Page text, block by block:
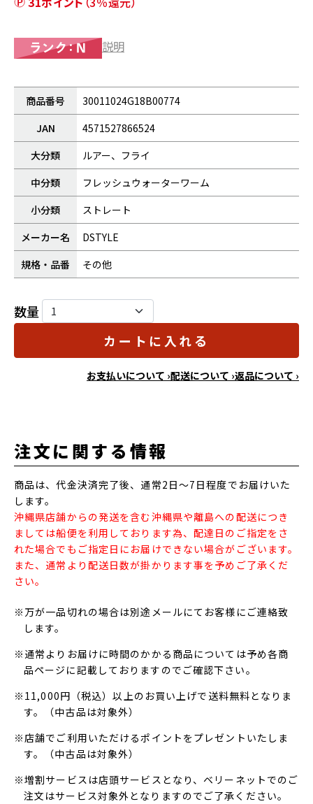
説明
商品番号
30011024G18B00774
JAN
4571527866524
大分類
ルアー、フライ
中分類
フレッシュウォーターワーム
小分類
ストレート
メーカー名
DSTYLE
規格・品番
その他
数量
カートに入れる
お支払いについて ›配送について ›返品について ›
注文に関する情報
商品は、代金決済完了後、通常2日～7日程度でお届けいた
します。
沖縄県店舗からの発送を含む沖縄県や離島への配送につき
ましては船便を利用しております為、配達日のご指定をさ
れた場合でもご指定日にお届けできない場合がございます。
また、通常より配送日数が掛かります事を予めご了承くだ
さい。
※万が一品切れの場合は別途メールにてお客様にご連絡致
します。
※通常よりお届けに時間のかかる商品については予め各商
品ページに記載しておりますのでご確認下さい。
※11,000円（税込）以上のお買い上げで送料無料となりま
す。（中古品は対象外）
※店舗でご利用いただけるポイントをプレゼントいたしま
す。（中古品は対象外）
※増割サービスは店頭サービスとなり、ベリーネットでのご
注文はサービス対象外となりますのでご了承ください。